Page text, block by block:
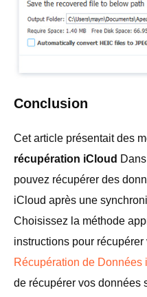
Conclusion
Cet article présentait des
récupération iCloud
pouvez récupérer des
iCloud après une
Choisissez la méthode
instructions pour récupérer
Récupération de Données
de récupérer vos données